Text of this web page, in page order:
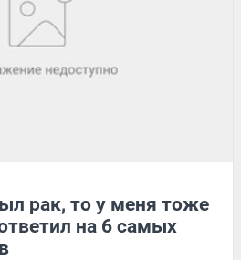
рак, то у меня тоже
на 6 самых